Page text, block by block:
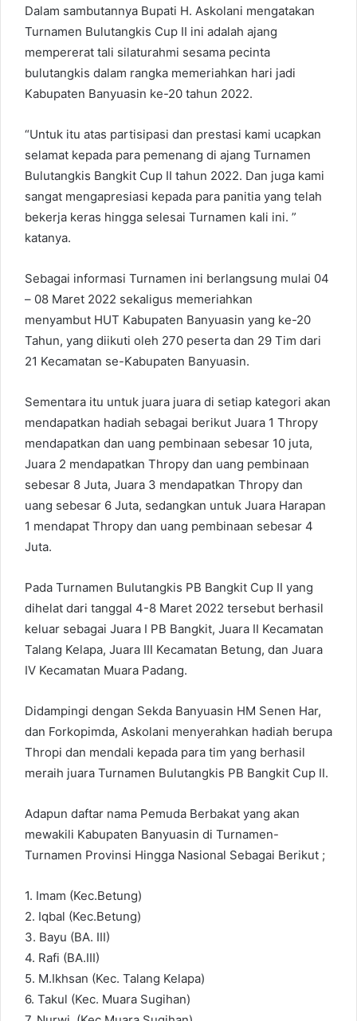
Dalam sambutannya Bupati H. Askolani mengatakan
Turnamen Bulutangkis Cup II ini adalah ajang
mempererat tali silaturahmi sesama pecinta
bulutangkis dalam rangka memeriahkan hari jadi
Kabupaten Banyuasin ke-20 tahun 2022.
“Untuk itu atas partisipasi dan prestasi kami ucapkan
selamat kepada para pemenang di ajang Turnamen
Bulutangkis Bangkit Cup II tahun 2022. Dan juga kami
sangat mengapresiasi kepada para panitia yang telah
bekerja keras hingga selesai Turnamen kali ini. ”
katanya.
Sebagai informasi Turnamen ini berlangsung mulai 04
– 08 Maret 2022 sekaligus memeriahkan
menyambut HUT Kabupaten Banyuasin yang ke-20
Tahun, yang diikuti oleh 270 peserta dan 29 Tim dari
21 Kecamatan se-Kabupaten Banyuasin.
Sementara itu untuk juara juara di setiap kategori akan
mendapatkan hadiah sebagai berikut Juara 1 Thropy
mendapatkan dan uang pembinaan sebesar 10 juta,
Juara 2 mendapatkan Thropy dan uang pembinaan
sebesar 8 Juta, Juara 3 mendapatkan Thropy dan
uang sebesar 6 Juta, sedangkan untuk Juara Harapan
1 mendapat Thropy dan uang pembinaan sebesar 4
Juta.
Pada Turnamen Bulutangkis PB Bangkit Cup II yang
dihelat dari tanggal 4-8 Maret 2022 tersebut berhasil
keluar sebagai Juara I PB Bangkit, Juara II Kecamatan
Talang Kelapa, Juara III Kecamatan Betung, dan Juara
IV Kecamatan Muara Padang.
Didampingi dengan Sekda Banyuasin HM Senen Har,
dan Forkopimda, Askolani menyerahkan hadiah berupa
Thropi dan mendali kepada para tim yang berhasil
meraih juara Turnamen Bulutangkis PB Bangkit Cup II.
Adapun daftar nama Pemuda Berbakat yang akan
mewakili Kabupaten Banyuasin di Turnamen-
Turnamen Provinsi Hingga Nasional Sebagai Berikut ;
1. Imam (Kec.Betung)
2. Iqbal (Kec.Betung)
3. Bayu (BA. III)
4. Rafi (BA.III)
5. M.Ikhsan (Kec. Talang Kelapa)
6. Takul (Kec. Muara Sugihan)